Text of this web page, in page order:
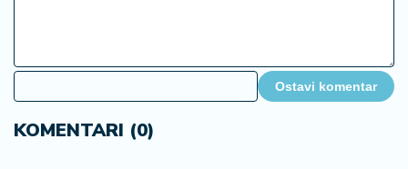
Ostavi komentar
KOMENTARI (0)